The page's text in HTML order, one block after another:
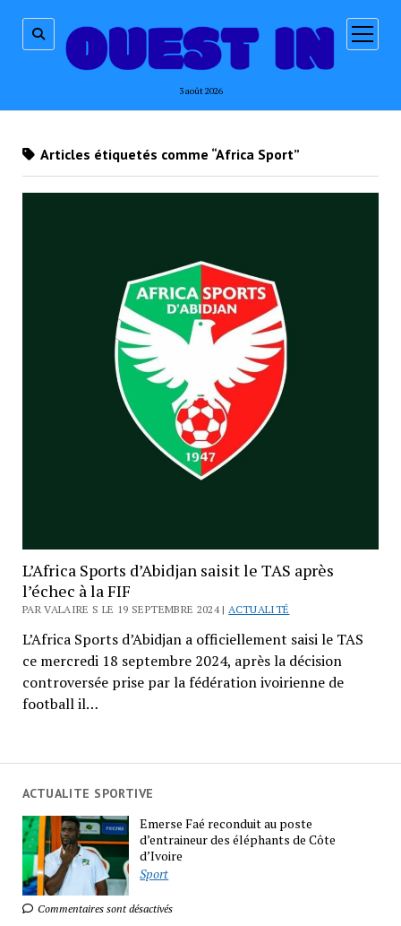
3 août 2026
ouvrir
menu
ACTUALITE SPORTIVE
Emerse Faé reconduit au poste
d’entraineur des éléphants de Côte
d’Ivoire
Sport
Commentaires sont désactivés
Articles étiquetés comme “Africa Sport”
L’Africa Sports d’Abidjan saisit le TAS après
l’échec à la FIF
PAR VALAIRE S LE 19 SEPTEMBRE 2024 |ACTUALITÉ
L’Africa Sports d’Abidjan a officiellement saisi le TAS
ce mercredi 18 septembre 2024, après la décision
controversée prise par la fédération ivoirienne de
football il…